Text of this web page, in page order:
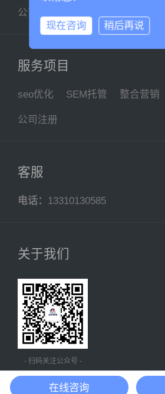
公司简介
服务项目
seo优化 SEM托管 整合营销
公司注册
客服
电话： 13310130585
关于我们
- 扫码关注公众号 -
现在咨询 稍后再说
在线咨询